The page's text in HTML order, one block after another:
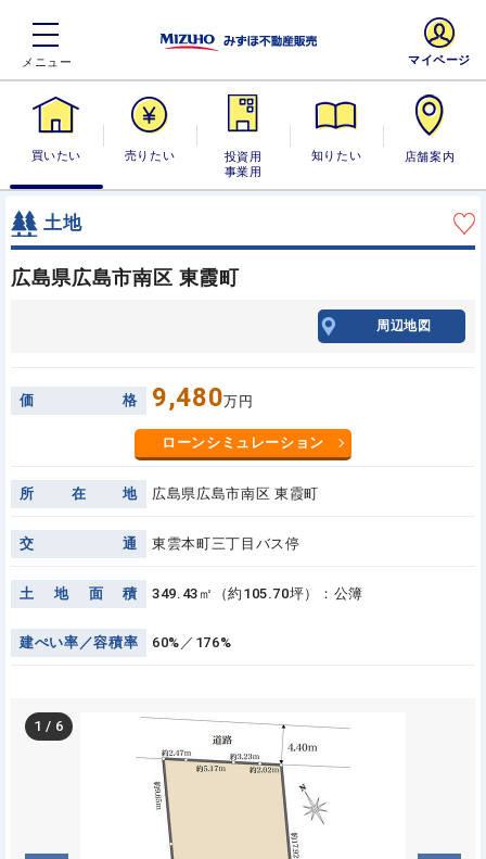
買いたい 売りたい
投資用・事業
用
知りたい 店舗案内
マイページ
土地
広島県広島市南区 東霞町
周辺地図
価 格 9,480万円
ローンシミュレーション
所 在 地 広島県広島市南区 東霞町
交 通 東雲本町三丁目バス停
土 地 面 積 349.43㎡（約105.70坪）：公簿
建ぺい率 ／容積率 60%／176%
1 / 6